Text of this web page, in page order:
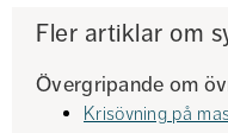
Fler artiklar om
Övergripande om
Krisövning på